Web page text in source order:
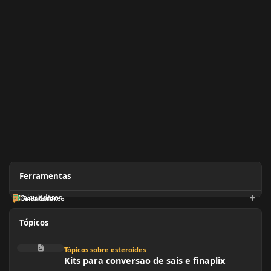
Ferramentas
Geradores
Orientadores
Calculadoras
Tópicos
Kits para conversao de sais e finaplix
Tópicos sobre esteroides
Kits para conversao de sais e finaplix